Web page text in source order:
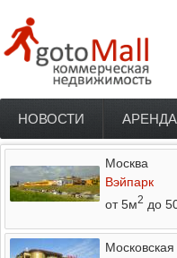
Главное меню
НОВОСТИ
Москва
Вэйпарк
от 5м2 до
Московская